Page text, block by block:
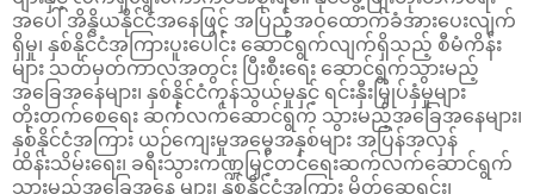
အပေါ် အိန္ဒိယနိုင်ငံအနေဖြင့် အပြည့်အဝထောက်ခံအားပေးလျက်
ရှိမှု၊ နှစ်နိုင်ငံအကြားပူးပေါင်း ဆောင်ရွက်လျက်ရှိသည့် စီမံကိန်း
များ သတ်မှတ်ကာလအတွင်း ပြီးစီးရေး ဆောင်ရွက်သွားမည့်
အခြေအနေများ၊ နှစ်နိုင်ငံကုန်သွယ်မှုနှင့် ရင်းနှီးမြှုပ်နှံမှုများ
တိုးတက်စေရေး ဆက်လက်ဆောင်ရွက် သွားမည့်အခြေအနေများ၊
နှစ်နိုင်ငံအကြား ယဉ်ကျေးမှုအမွေအနှစ်များ အပြန်အလှန်
ထိန်းသိမ်းရေး၊ ခရီးသွားကဏ္ဍမြှင့်တင်ရေးဆက်လက်ဆောင်ရွက်
သွားမည့်အခြေအနေ များ၊ နှစ်နိုင်ငံအကြား မိတ်ဆွေရင်း၊